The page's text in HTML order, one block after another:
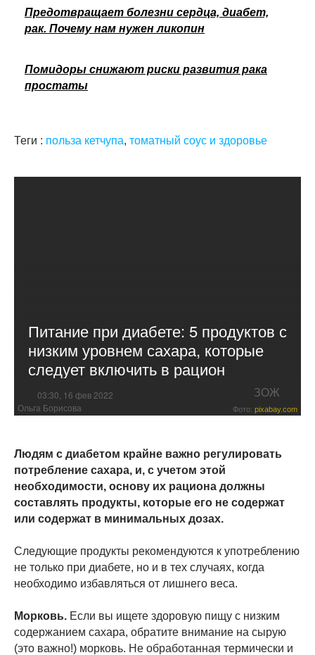
Предотвращает болезни сердца, диабет,
рак. Почему нам нужен ликопин
Помидоры снижают риски развития рака
простаты
Теги : польза кетчупа, томатный соус и здоровье
Питание при диабете: 5 продуктов с
низким уровнем сахара, которые
следует включить в рацион
03:30, 16 фев 2022 ЗОЖ
Ольга Борисова Фото: pixabay.com
Людям с диабетом крайне важно регулировать
потребление сахара, и, с учетом этой
необходимости, основу их рациона должны
составлять продукты, которые его не содержат
или содержат в минимальных дозах.
Следующие продукты рекомендуются к употреблению
не только при диабете, но и в тех случаях, когда
необходимо избавляться от лишнего веса.
Морковь. Если вы ищете здоровую пищу с низким
содержанием сахара, обратите внимание на сырую
(это важно!) морковь. Не обработанная термически и